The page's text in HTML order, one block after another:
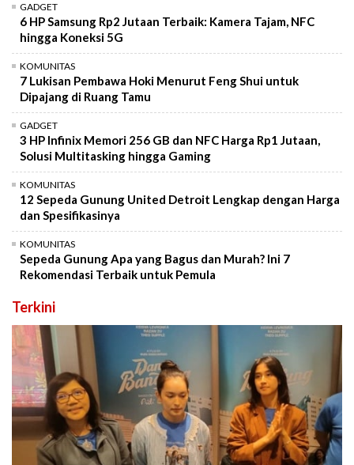
GADGET
6 HP Samsung Rp2 Jutaan Terbaik: Kamera Tajam, NFC
hingga Koneksi 5G
KOMUNITAS
7 Lukisan Pembawa Hoki Menurut Feng Shui untuk
Dipajang di Ruang Tamu
GADGET
3 HP Infinix Memori 256 GB dan NFC Harga Rp1 Jutaan,
Solusi Multitasking hingga Gaming
KOMUNITAS
12 Sepeda Gunung United Detroit Lengkap dengan Harga
dan Spesifikasinya
KOMUNITAS
Sepeda Gunung Apa yang Bagus dan Murah? Ini 7
Rekomendasi Terbaik untuk Pemula
Terkini